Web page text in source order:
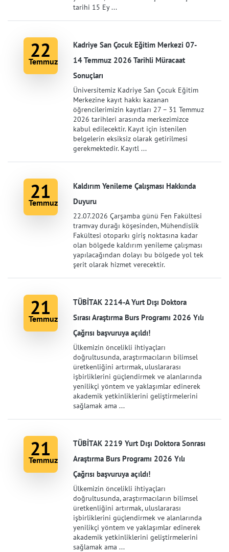
tarihi 15 Ey ...
22
Temmuz
Kadriye San Çocuk Eğitim Merkezi 07-
14 Temmuz 2026 Tarihli Müracaat
Sonuçları
Üniversitemiz Kadriye San Çocuk Eğitim
Merkezine kayıt hakkı kazanan
öğrencilerimizin kayıtları 27 – 31 Temmuz
2026 tarihleri arasında merkezimizce
kabul edilecektir. Kayıt için istenilen
belgelerin eksiksiz olarak getirilmesi
gerekmektedir. Kayıtl ...
21
Temmuz
Kaldırım Yenileme Çalışması Hakkında
Duyuru
22.07.2026 Çarşamba günü Fen Fakültesi
tramvay durağı köşesinden, Mühendislik
Fakültesi otoparkı giriş noktasına kadar
olan bölgede kaldırım yenileme çalışması
yapılacağından dolayı bu bölgede yol tek
şerit olarak hizmet verecektir.
21
Temmuz
TÜBİTAK 2214-A Yurt Dışı Doktora
Sırası Araştırma Burs Programı 2026 Yılı
Çağrısı başvuruya açıldı!
Ülkemizin öncelikli ihtiyaçları
doğrultusunda, araştırmacıların bilimsel
üretkenliğini artırmak, uluslararası
işbirliklerini güçlendirmek ve alanlarında
yenilikçi yöntem ve yaklaşımlar edinerek
akademik yetkinliklerini geliştirmelerini
sağlamak ama ...
21
Temmuz
TÜBİTAK 2219 Yurt Dışı Doktora Sonrası
Araştırma Burs Programı 2026 Yılı
Çağrısı başvuruya açıldı!
Ülkemizin öncelikli ihtiyaçları
doğrultusunda, araştırmacıların bilimsel
üretkenliğini artırmak, uluslararası
işbirliklerini güçlendirmek ve alanlarında
yenilikçi yöntem ve yaklaşımlar edinerek
akademik yetkinliklerini geliştirmelerini
sağlamak ama ...